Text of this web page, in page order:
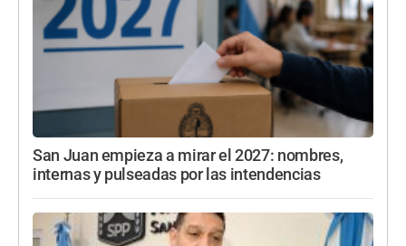
San Juan empieza a mirar el 2027: nombres,
internas y pulseadas por las intendencias